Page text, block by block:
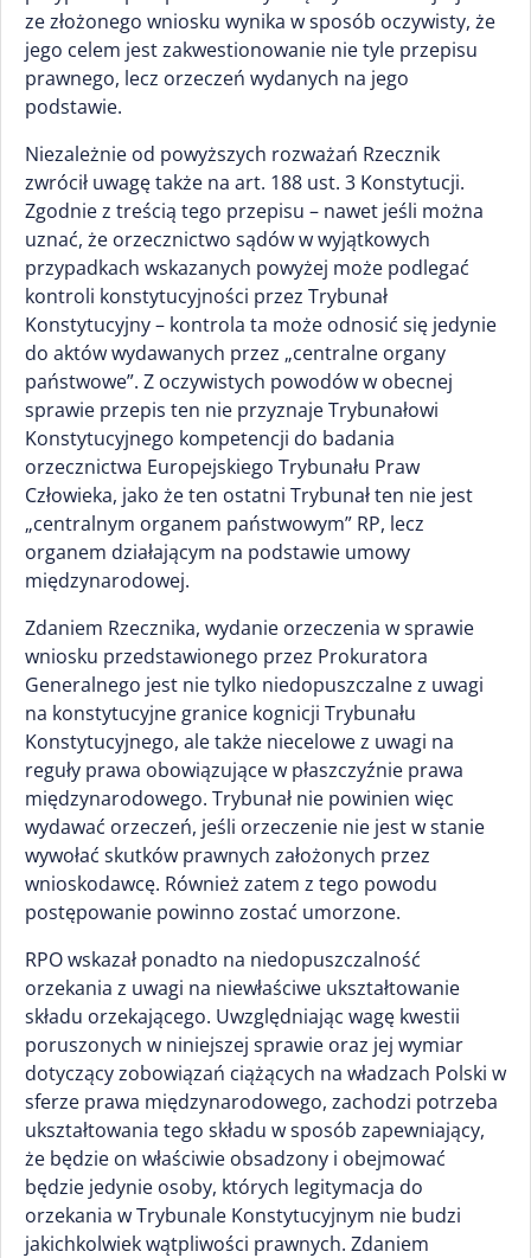
ze złożonego wniosku wynika w sposób oczywisty, że
jego celem jest zakwestionowanie nie tyle przepisu
prawnego, lecz orzeczeń wydanych na jego
podstawie.
Niezależnie od powyższych rozważań Rzecznik
zwrócił uwagę także na art. 188 ust. 3 Konstytucji.
Zgodnie z treścią tego przepisu – nawet jeśli można
uznać, że orzecznictwo sądów w wyjątkowych
przypadkach wskazanych powyżej może podlegać
kontroli konstytucyjności przez Trybunał
Konstytucyjny – kontrola ta może odnosić się jedynie
do aktów wydawanych przez „centralne organy
państwowe”. Z oczywistych powodów w obecnej
sprawie przepis ten nie przyznaje Trybunałowi
Konstytucyjnego kompetencji do badania
orzecznictwa Europejskiego Trybunału Praw
Człowieka, jako że ten ostatni Trybunał ten nie jest
„centralnym organem państwowym” RP, lecz
organem działającym na podstawie umowy
międzynarodowej.
Zdaniem Rzecznika, wydanie orzeczenia w sprawie
wniosku przedstawionego przez Prokuratora
Generalnego jest nie tylko niedopuszczalne z uwagi
na konstytucyjne granice kognicji Trybunału
Konstytucyjnego, ale także niecelowe z uwagi na
reguły prawa obowiązujące w płaszczyźnie prawa
międzynarodowego. Trybunał nie powinien więc
wydawać orzeczeń, jeśli orzeczenie nie jest w stanie
wywołać skutków prawnych założonych przez
wnioskodawcę. Również zatem z tego powodu
postępowanie powinno zostać umorzone.
RPO wskazał ponadto na niedopuszczalność
orzekania z uwagi na niewłaściwe ukształtowanie
składu orzekającego. Uwzględniając wagę kwestii
poruszonych w niniejszej sprawie oraz jej wymiar
dotyczący zobowiązań ciążących na władzach Polski w
sferze prawa międzynarodowego, zachodzi potrzeba
ukształtowania tego składu w sposób zapewniający,
że będzie on właściwie obsadzony i obejmować
będzie jedynie osoby, których legitymacja do
orzekania w Trybunale Konstytucyjnym nie budzi
jakichkolwiek wątpliwości prawnych. Zdaniem